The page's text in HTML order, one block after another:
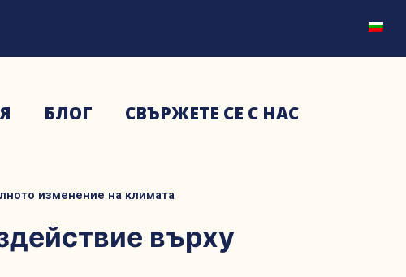
БЛОГ СВЪРЖЕТЕ СЕ С НАС
изменение на климата
върху